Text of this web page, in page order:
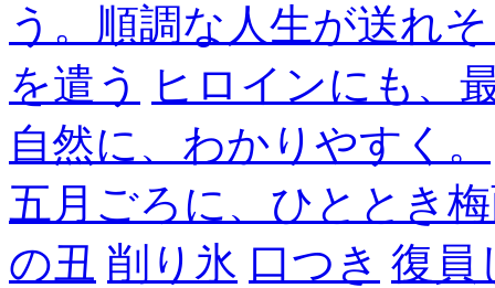
う。順調な人生が送れ
を遣う
ヒロインにも、
自然に、わかりやすく。
五月ごろに、ひととき
の丑 削り氷 口つき 復員